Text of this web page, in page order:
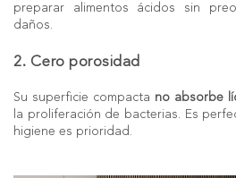
preparar alimentos ácidos sin
daños.
2. Cero porosidad
Su superficie compacta no absorbe
la proliferación de bacterias. Es
higiene es prioridad.